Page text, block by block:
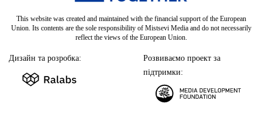
This website was created and maintained with the financial support of the European
Union. Its contents are the sole responsibility of Mistsevi Media and do not necessarily
reflect the views of the European Union.
Дизайн та розробка:
Розвиваємо проект за
підтримки: